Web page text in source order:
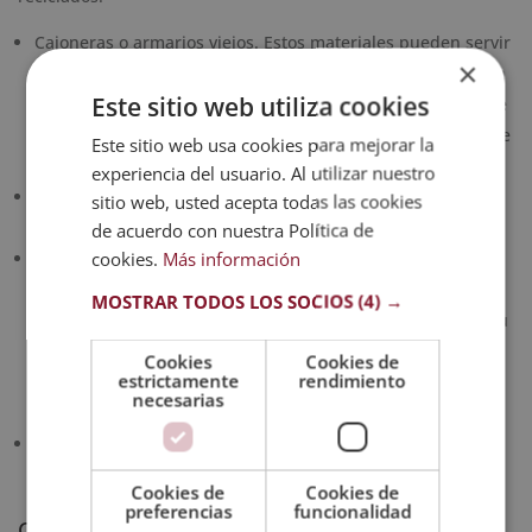
Cajoneras o armarios viejos. Estos materiales pueden servir
de plataforma para hacer un huerto urbano vertical. Si son
de madera, no olvides ponerles bolsas de plástico antes de
montar la tierra y colocar las plantas con espacios para que
reciban la luz necesaria.
Puedes hacer macetas con garrafas o botellas de plástico
Cajas de madera. Estas cajas las puedes conseguir en
transportar los alimentos. Estas son ideales para montar tu
huerto casero porque las podrás mover a donde quieras e,
incluso, colocarlas una en cima de otra para tener
pequeños módulos de plantas.
Los farolillos viejos de cristal son soportes excelentes para
plantar.
×
Este sitio web utiliza cookies
Este sitio web usa cookies para mejorar la
experiencia del usuario. Al utilizar nuestro
sitio web, usted acepta todas las cookies
de acuerdo con nuestra Política de
cookies. Más información
MOSTRAR TODOS LOS SOCIOS(4) →
Cookies
estrictamente
necesarias
Cookies de
rendimiento
Cookies de
preferencias
Cookies de
funcionalidad